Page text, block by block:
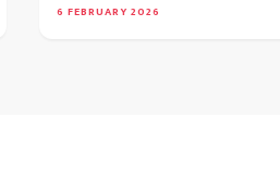
6 FEBRUARY 2026